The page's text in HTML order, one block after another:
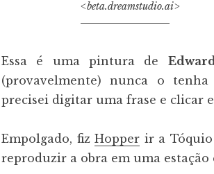
<beta.dreamstudio.ai>
Essa é uma pintura de
(provavelmente) nunca o
precisei digitar uma frase e clicar
Empolgado, fizHopper ir a
reproduzir a obra em uma estação